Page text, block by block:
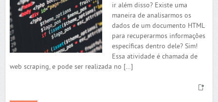
ir além disso? Existe uma
maneira de analisarmos os
dados de um documento HTML
para recuperarmos informações
específicas dentro dele? Sim!
Essa atividade é chamada de
web scraping, e pode ser realizada no […]